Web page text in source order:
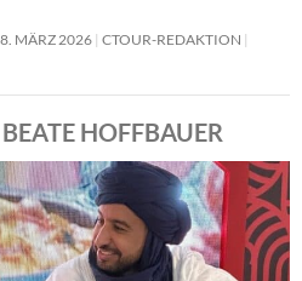
MÄRZ 2026 CTOUR-REDAKTION
HOFFBAUER